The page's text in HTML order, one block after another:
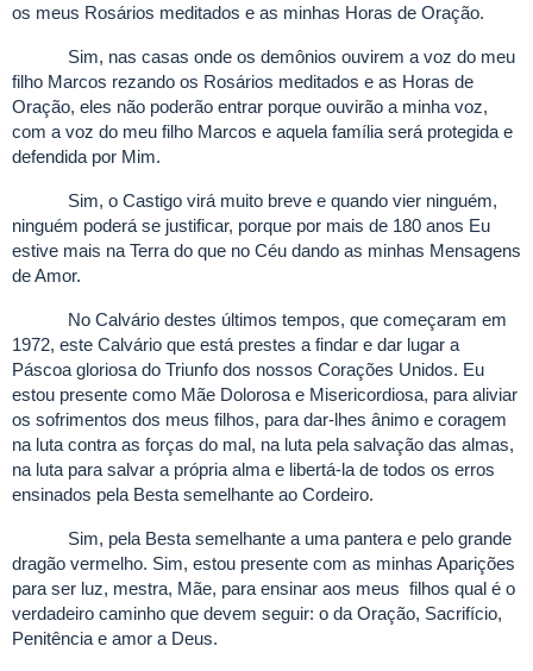
os meus Rosários meditados e as minhas Horas de Oração.
Sim, nas casas onde os demônios ouvirem a voz do meu
filho Marcos rezando os Rosários meditados e as Horas de
Oração, eles não poderão entrar porque ouvirão a minha voz,
com a voz do meu filho Marcos e aquela família será protegida e
defendida por Mim.
Sim, o Castigo virá muito breve e quando vier ninguém,
ninguém poderá se justificar, porque por mais de 180 anos Eu
estive mais na Terra do que no Céu dando as minhas Mensagens
de Amor.
No Calvário destes últimos tempos, que começaram em
1972, este Calvário que está prestes a findar e dar lugar a
Páscoa gloriosa do Triunfo dos nossos Corações Unidos. Eu
estou presente como Mãe Dolorosa e Misericordiosa, para aliviar
os sofrimentos dos meus filhos, para dar-lhes ânimo e coragem
na luta contra as forças do mal, na luta pela salvação das almas,
na luta para salvar a própria alma e libertá-la de todos os erros
ensinados pela Besta semelhante ao Cordeiro.
Sim, pela Besta semelhante a uma pantera e pelo grande
dragão vermelho. Sim, estou presente com as minhas Aparições
para ser luz, mestra, Mãe, para ensinar aos meus filhos qual é o
verdadeiro caminho que devem seguir: o da Oração, Sacrifício,
Penitência e amor a Deus.